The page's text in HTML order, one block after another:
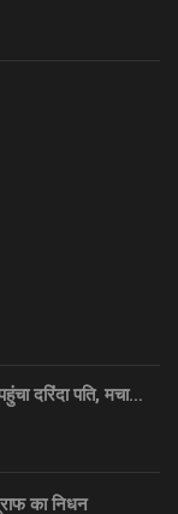
दरिंदा पति, मचा…
का निधन